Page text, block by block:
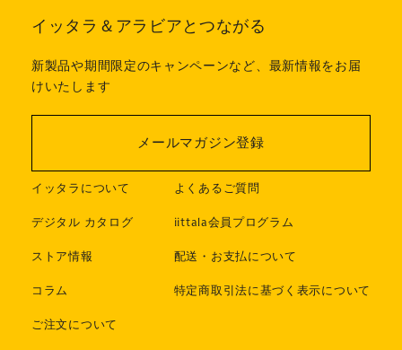
イッタラ＆アラビアとつながる
新製品や期間限定のキャンペーンなど、最新情報をお届
けいたします
メールマガジン登録
イッタラについて
デジタル カタログ
ストア情報
コラム
ご注文について
よくあるご質問
iittala会員プログラム
配送・お支払について
特定商取引法に基づく表示について